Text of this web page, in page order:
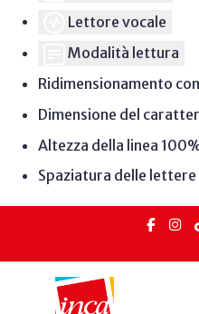
Lettore vocale
Modalità lettura
Ridimensionamento
Dimensione del
Altezza della linea 100
Spaziatura delle lettere